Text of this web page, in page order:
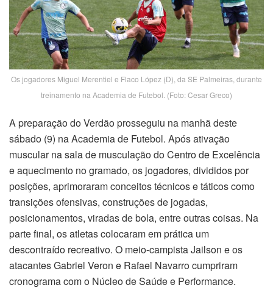
Os jogadores Miguel Merentiel e Flaco López (D), da SE Palmeiras, durante
treinamento na Academia de Futebol. (Foto: Cesar Greco)
A preparação do Verdão prosseguiu na manhã deste
sábado (9) na Academia de Futebol. Após ativação
muscular na sala de musculação do Centro de Excelência
e aquecimento no gramado, os jogadores, divididos por
posições, aprimoraram conceitos técnicos e táticos como
transições ofensivas, construções de jogadas,
posicionamentos, viradas de bola, entre outras coisas. Na
parte final, os atletas colocaram em prática um
descontraído recreativo. O meio-campista Jailson e os
atacantes Gabriel Veron e Rafael Navarro cumpriram
cronograma com o Núcleo de Saúde e Performance.